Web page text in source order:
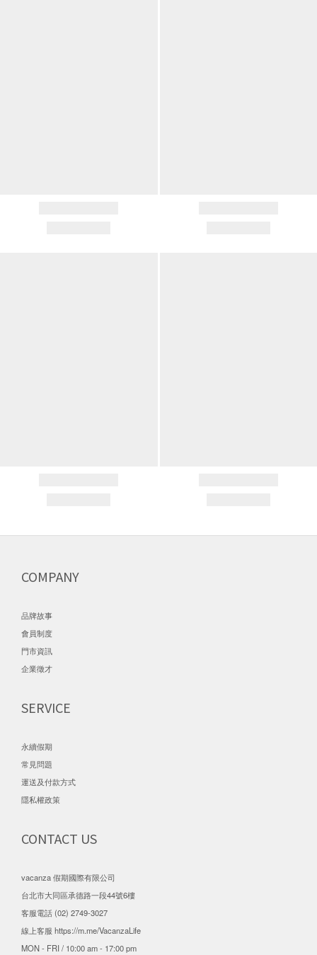
COMPANY
品牌故事
會員制度
門市資訊
企業徵才
SERVICE
永續假期
常見問題
運送及付款方式
隱私權政策
CONTACT US
vacanza 假期國際有限公司
台北市大同區承德路一段44號6樓
客服電話 (02) 2749-3027
線上客服 https://m.me/VacanzaLife
MON - FRI / 10:00 am - 17:00 pm